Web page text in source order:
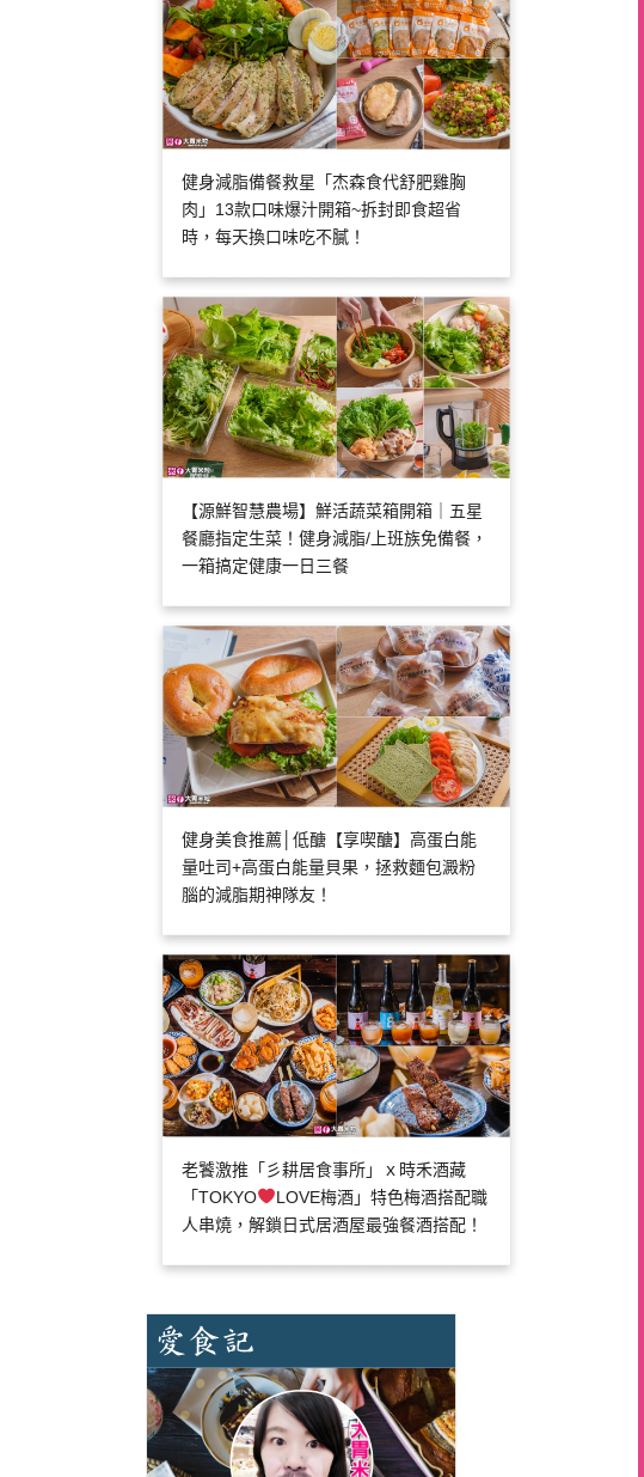
健身減脂備餐救星「杰森食代舒肥雞胸
肉」13款口味爆汁開箱~拆封即食超省
時，每天換口味吃不膩！
【源鮮智慧農場】鮮活蔬菜箱開箱｜五星
餐廳指定生菜！健身減脂/上班族免備餐，
一箱搞定健康一日三餐
健身美食推薦│低醣【享喫醣】高蛋白能
量吐司+高蛋白能量貝果，拯救麵包澱粉
腦的減脂期神隊友！
老饕激推「彡耕居食事所」ｘ時禾酒藏
「TOKYO
LOVE梅酒」特色梅酒搭配職
人串燒，解鎖日式居酒屋最強餐酒搭配！